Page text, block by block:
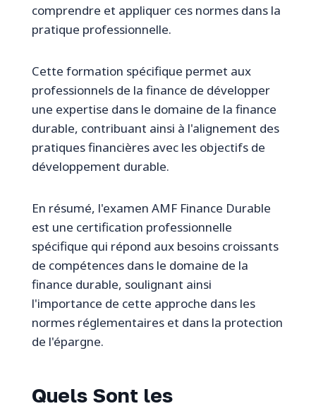
comprendre et appliquer ces normes dans la
pratique professionnelle.
Cette formation spécifique permet aux
professionnels de la finance de développer
une expertise dans le domaine de la finance
durable, contribuant ainsi à l'alignement des
pratiques financières avec les objectifs de
développement durable.
En résumé, l'examen AMF Finance Durable
est une certification professionnelle
spécifique qui répond aux besoins croissants
de compétences dans le domaine de la
finance durable, soulignant ainsi
l'importance de cette approche dans les
normes réglementaires et dans la protection
de l'épargne.
Quels Sont les